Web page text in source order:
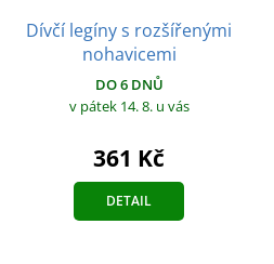
Dívčí legíny s rozšířenými
nohavicemi
DO 6 DNŮ
v pátek 14. 8. u vás
361 Kč
DETAIL